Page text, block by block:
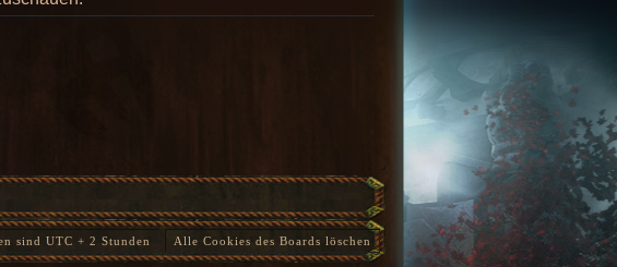
Alle Cookies des Boards löschen
sind UTC + 2 Stunden